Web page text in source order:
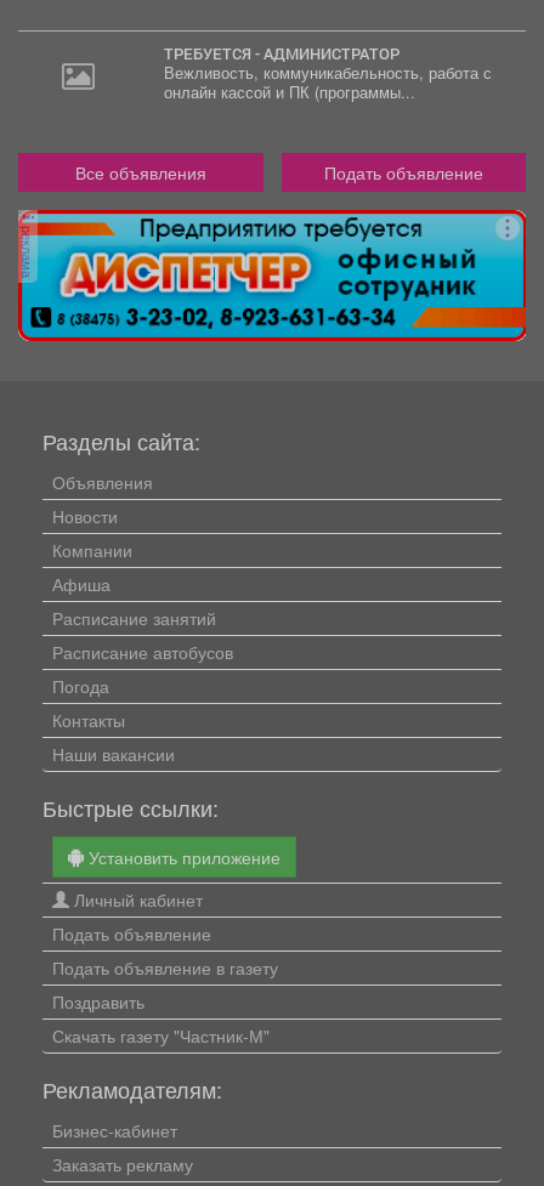
ТРЕБУЕТСЯ - АДМИНИСТРАТОР
Вежливость, коммуникабельность, работа с
онлайн кассой и ПК (программы...
Все объявления Подать объявление
реклама
Разделы сайта:
Объявления
Новости
Компании
Афиша
Расписание занятий
Расписание автобусов
Погода
Контакты
Наши вакансии
Быстрые ссылки:
Установить приложение
Личный кабинет
Подать объявление
Подать объявление в газету
Поздравить
Скачать газету "Частник-М"
Рекламодателям:
Бизнес-кабинет
Заказать рекламу